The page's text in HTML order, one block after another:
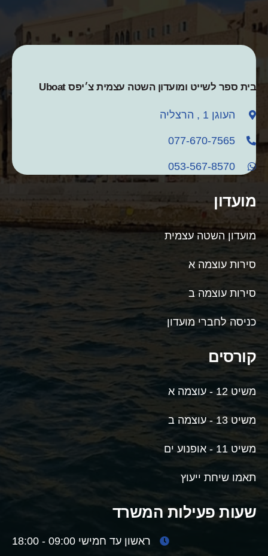
בית ספר לשייט ומועדון השטה עצמית צ׳יפס Uboat
העוגן 1 , הרצליה
077-670-7565
053-567-8570
מועדון
מועדון השטה עצמית
סירות עוצמה א
סירות עוצמה ב
כניסה לחברי מועדון
קורסים
משיט 12 - עוצמה א
משיט 13 - עוצמה ב
משיט 11 - אופנוע ים
תאמו שיחת ייעוץ
שעות פעילות המשרד
ראשון עד חמישי 09:00 - 18:00